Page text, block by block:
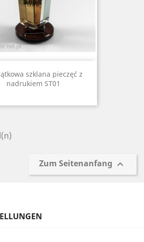
szklana pieczęć z
nadrukiem ST01
Zum Seitenanfang 